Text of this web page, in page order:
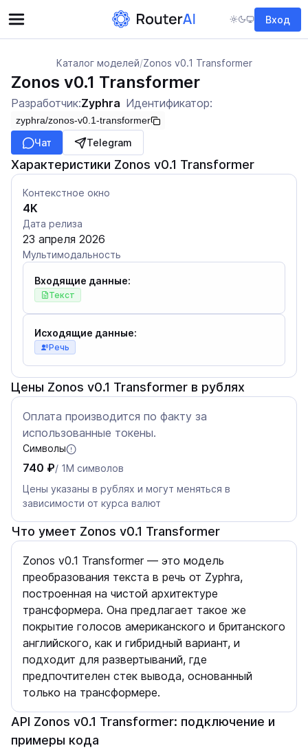
Вход
Каталог моделей/Zonos v0.1 Transformer
Zonos v0.1 Transformer
Разработчик:Zyphra Идентификатор:
zyphra/zonos-v0.1-transformer
Чат Telegram
Характеристики Zonos v0.1 Transformer
Контекстное окно
4K
Дата релиза
23 апреля 2026
Мультимодальность
Входящие данные:
Текст
Исходящие данные:
Речь
Цены Zonos v0.1 Transformer в рублях
Оплата производится по факту за
использованные токены.
Символы
740 ₽/ 1M символов
Цены указаны в рублях и могут меняться в
зависимости от курса валют
Что умеет Zonos v0.1 Transformer
Zonos v0.1 Transformer — это модель
преобразования текста в речь от Zyphra,
построенная на чистой архитектуре
трансформера. Она предлагает такое же
покрытие голосов американского и британского
английского, как и гибридный вариант, и
подходит для развертываний, где
предпочтителен стек вывода, основанный
только на трансформере.
API Zonos v0.1 Transformer: подключение и
примеры кода